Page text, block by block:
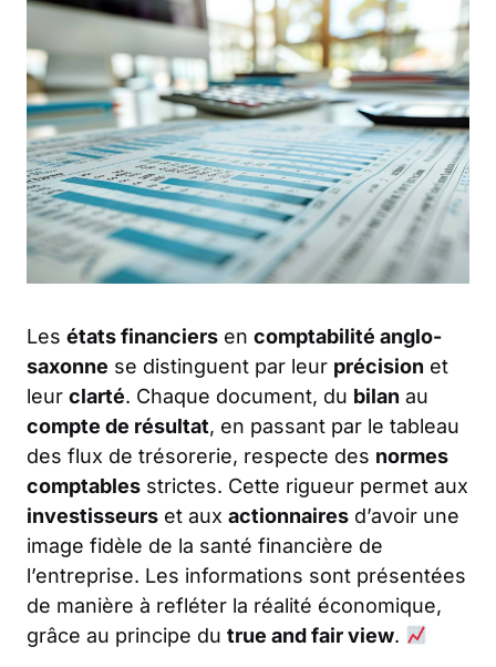
Les états financiers en comptabilité anglo-
saxonne se distinguent par leur précision et
leur clarté. Chaque document, du bilan au
compte de résultat, en passant par le tableau
des flux de trésorerie, respecte des normes
comptables strictes. Cette rigueur permet aux
investisseurs et aux actionnaires d’avoir une
image fidèle de la santé financière de
l’entreprise. Les informations sont présentées
de manière à refléter la réalité économique,
grâce au principe du true and fair view.